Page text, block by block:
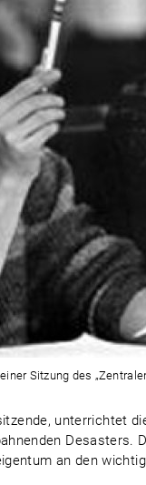
Sitzung des
unterrichtet
Desasters.
an den